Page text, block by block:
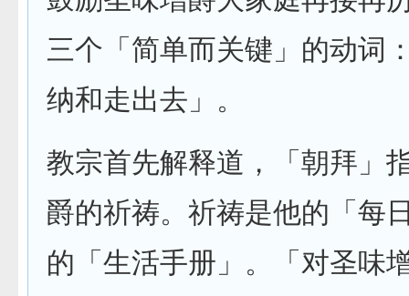
三个「简单而关键」的动词
纳和走出去」。
教宗首先解释道，「朝拜」
爵的祈祷。祈祷是他的「每
的「生活手册」。「对圣味